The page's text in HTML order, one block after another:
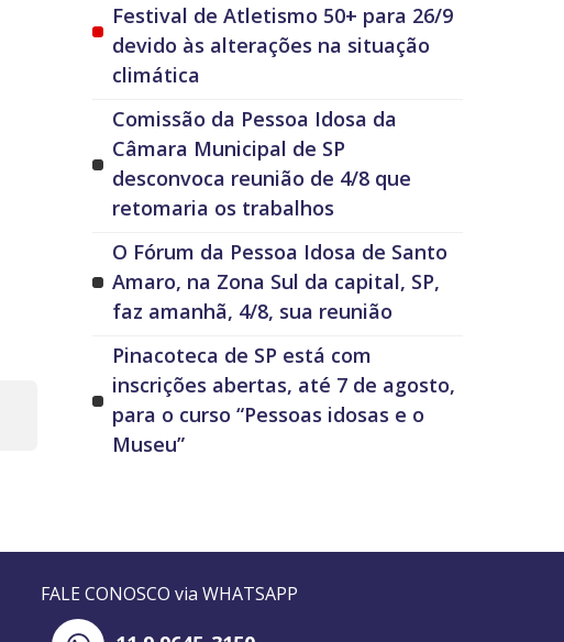
Festival de Atletismo 50+ para 26/9
devido às alterações na situação
climática
Comissão da Pessoa Idosa da
Câmara Municipal de SP
desconvoca reunião de 4/8 que
retomaria os trabalhos
O Fórum da Pessoa Idosa de Santo
Amaro, na Zona Sul da capital, SP,
faz amanhã, 4/8, sua reunião
Pinacoteca de SP está com
inscrições abertas, até 7 de agosto,
para o curso “Pessoas idosas e o
Museu”
FALE CONOSCO via WHATSAPP